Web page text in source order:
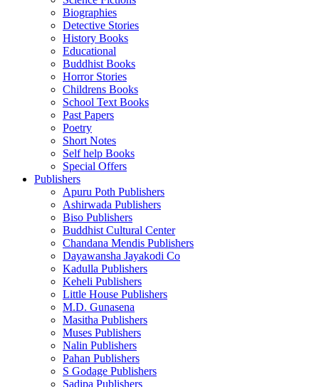
Biographies
Detective Stories
History Books
Educational
Buddhist Books
Horror Stories
Childrens Books
School Text Books
Past Papers
Poetry
Short Notes
Self help Books
Special Offers
Publishers
Apuru Poth Publishers
Ashirwada Publishers
Biso Publishers
Buddhist Cultural Center
Chandana Mendis Publishers
Dayawansha Jayakodi Co
Kadulla Publishers
Keheli Publishers
Little House Publishers
M.D. Gunasena
Masitha Publishers
Muses Publishers
Nalin Publishers
Pahan Publishers
S Godage Publishers
Sadipa Publishers